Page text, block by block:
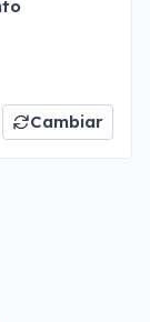
Cambiar